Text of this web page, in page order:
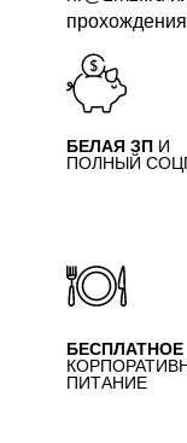
БЕЛАЯ ЗП И
ПОЛНЫЙ
БЕСПЛАТНОЕ
ПИТАНИЕ